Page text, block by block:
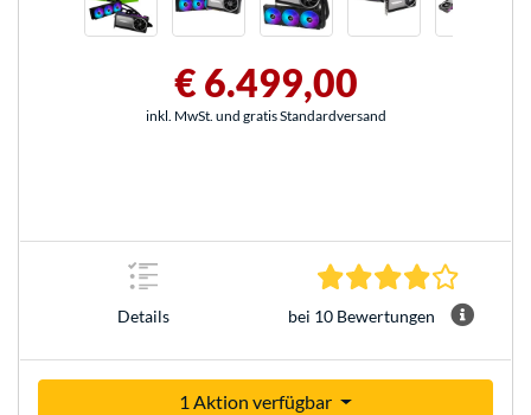
€ 6.499,00
inkl. MwSt. und gratis Standardversand
Details bei 10 Bewertungen
1 Aktion verfügbar